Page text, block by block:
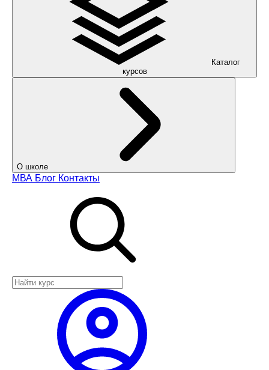
Каталог
курсов
О школе
МВА Блог Контакты